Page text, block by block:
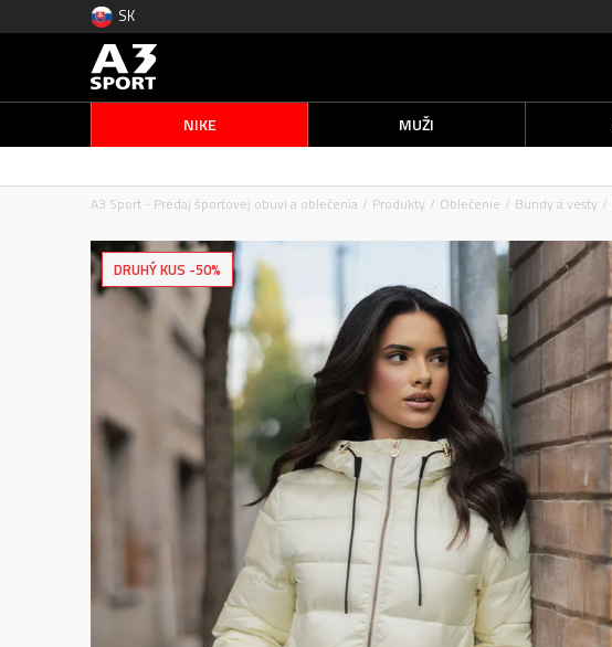
SK
NIKE MUŽI
A3 Sport - Predaj športovej obuvi a oblečenia
Produkty Oblečenie Bundy a vesty
DRUHÝ KUS -50%